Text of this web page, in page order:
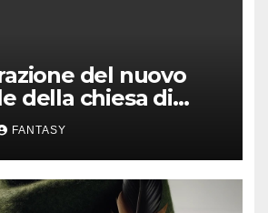
del nuovo
della chiesa di
Assunta di
FANTASY